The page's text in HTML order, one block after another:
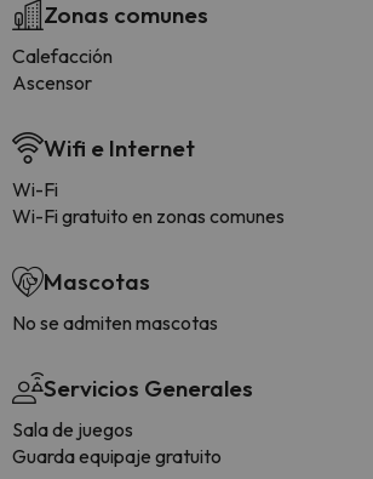
Zonas comunes
Calefacción
Ascensor
Wifi e Internet
Wi-Fi
Wi-Fi gratuito en zonas comunes
Mascotas
No se admiten mascotas
Servicios Generales
Sala de juegos
Guarda equipaje gratuito